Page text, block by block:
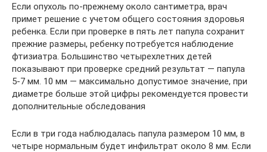
Если опухоль по-прежнему около сантиметра, врач
примет решение с учетом общего состояния здоровья
ребенка. Если при проверке в пять лет папула сохранит
прежние размеры, ребенку потребуется наблюдение
фтизиатра. Большинство четырехлетних детей
показывают при проверке средний результат — папула
5-7 мм. 10 мм — максимально допустимое значение, при
диаметре больше этой цифры рекомендуется провести
дополнительные обследования
Если в три года наблюдалась папула размером 10 мм, в
четыре нормальным будет инфильтрат около 8 мм. Если